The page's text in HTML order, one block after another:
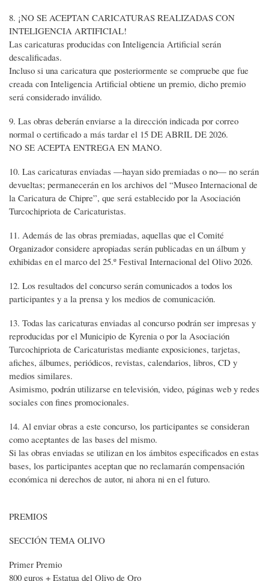
8. ¡NO SE ACEPTAN CARICATURAS REALIZADAS CON
INTELIGENCIA ARTIFICIAL!
Las caricaturas producidas con Inteligencia Artificial serán
descalificadas.
Incluso si una caricatura que posteriormente se compruebe que fue
creada con Inteligencia Artificial obtiene un premio, dicho premio
será considerado inválido.
9. Las obras deberán enviarse a la dirección indicada por correo
normal o certificado a más tardar el 15 DE ABRIL DE 2026.
NO SE ACEPTA ENTREGA EN MANO.
10. Las caricaturas enviadas —hayan sido premiadas o no— no serán
devueltas; permanecerán en los archivos del “Museo Internacional de
la Caricatura de Chipre”, que será establecido por la Asociación
Turcochipriota de Caricaturistas.
11. Además de las obras premiadas, aquellas que el Comité
Organizador considere apropiadas serán publicadas en un álbum y
exhibidas en el marco del 25.º Festival Internacional del Olivo 2026.
12. Los resultados del concurso serán comunicados a todos los
participantes y a la prensa y los medios de comunicación.
13. Todas las caricaturas enviadas al concurso podrán ser impresas y
reproducidas por el Municipio de Kyrenia o por la Asociación
Turcochipriota de Caricaturistas mediante exposiciones, tarjetas,
afiches, álbumes, periódicos, revistas, calendarios, libros, CD y
medios similares.
Asimismo, podrán utilizarse en televisión, video, páginas web y redes
sociales con fines promocionales.
14. Al enviar obras a este concurso, los participantes se consideran
como aceptantes de las bases del mismo.
Si las obras enviadas se utilizan en los ámbitos especificados en estas
bases, los participantes aceptan que no reclamarán compensación
económica ni derechos de autor, ni ahora ni en el futuro.
PREMIOS
SECCIÓN TEMA OLIVO
Primer Premio
800 euros + Estatua del Olivo de Oro